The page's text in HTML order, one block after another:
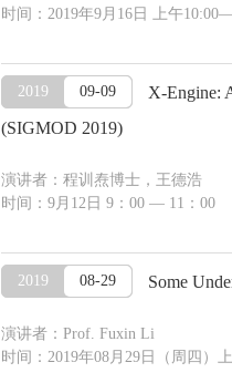
时间：2019年9月16日 上午
2019 09-09
X-Engine:
(SIGMOD 2019)
演讲者：程训焘博士，王德浩
时间：9月12日 9：00 — 11：
2019 08-29 Some
演讲者：Prof. Fuxin Li
时间：2019年08月29日（周四